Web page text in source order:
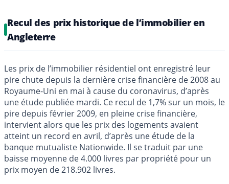
Recul des prix historique de l’immobilier en
Angleterre
Les prix de l’immobilier résidentiel ont enregistré leur
pire chute depuis la dernière crise financière de 2008 au
Royaume-Uni en mai à cause du coronavirus, d’après
une étude publiée mardi. Ce recul de 1,7% sur un mois, le
pire depuis février 2009, en pleine crise financière,
intervient alors que les prix des logements avaient
atteint un record en avril, d’après une étude de la
banque mutualiste Nationwide. Il se traduit par une
baisse moyenne de 4.000 livres par propriété pour un
prix moyen de 218.902 livres.